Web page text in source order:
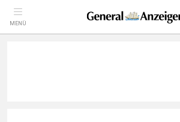
MENÜ